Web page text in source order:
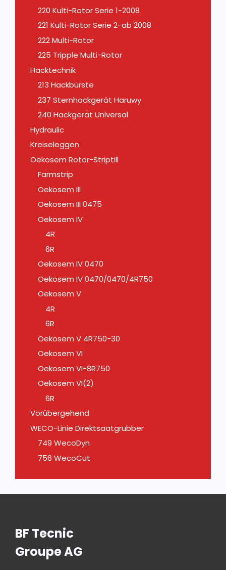
220 Kulti-Rotor Serie 1-2008
221 Kulti-Rotor Serie 2-ab 2008
222 Multi-Rotor
225 Tripple Multi-Rotor
Hacktechnik
213 Hackbürste
237 Sternhackgerät Haruwy
240 Hackgerät Universal
Hydraulic
Kreiseleggen
Oekosem Rotor-Striptill
Farmstrip
Oekosem III
Oekosem III 0475
Oekosem IV
4R
6R
Oekosem IV 0470
Oekosem IV 0470/0470/4R750
Oekosem V
4R
6R
Oekosem V 4R750-30
Oekosem VI
Oekosem VI-8R750
Oekosem VI(2)
6R
Vorübergehend
WECO-Linie Direktsaatgrubber
749 WecoDyn
756 WecoCut
BF Tecnic
Groupe AG